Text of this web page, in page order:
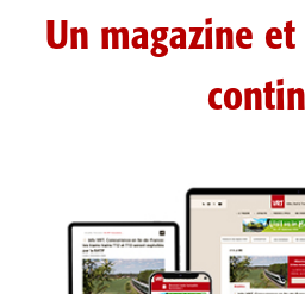
Un magazine